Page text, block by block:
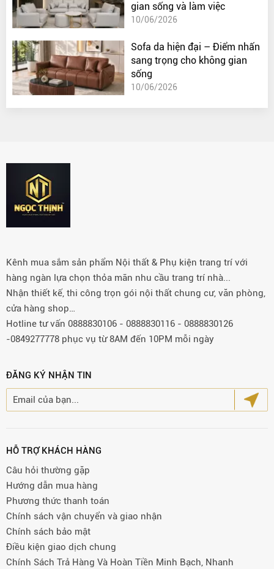
gian sống và làm việc
10/06/2026
Sofa da hiện đại – Điểm nhấn
sang trọng cho không gian
sống
10/06/2026
Kênh mua sắm sản phẩm Nội thất & Phụ kiện trang trí với
hàng ngàn lựa chọn thỏa mãn nhu cầu trang trí nhà...
Nhận thiết kế, thi công trọn gói nội thất chung cư, văn phòng,
cửa hàng shop…
Hotline tư vấn 0888830106 - 0888830116 - 0888830126
-0849277778 phục vụ từ 8AM đến 10PM mỗi ngày
ĐĂNG KÝ NHẬN TIN
HỖ TRỢ KHÁCH HÀNG
Câu hỏi thường gặp
Hướng dẫn mua hàng
Phương thức thanh toán
Chính sách vận chuyển và giao nhận
Chính sách bảo mật
Điều kiện giao dịch chung
Chính Sách Trả Hàng Và Hoàn Tiền Minh Bạch, Nhanh